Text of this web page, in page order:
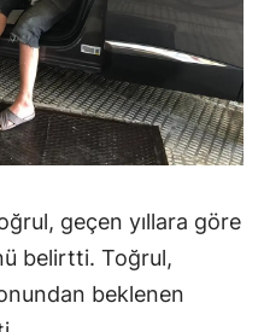
geçen yıllara göre
belirtti. Toğrul,
beklenen